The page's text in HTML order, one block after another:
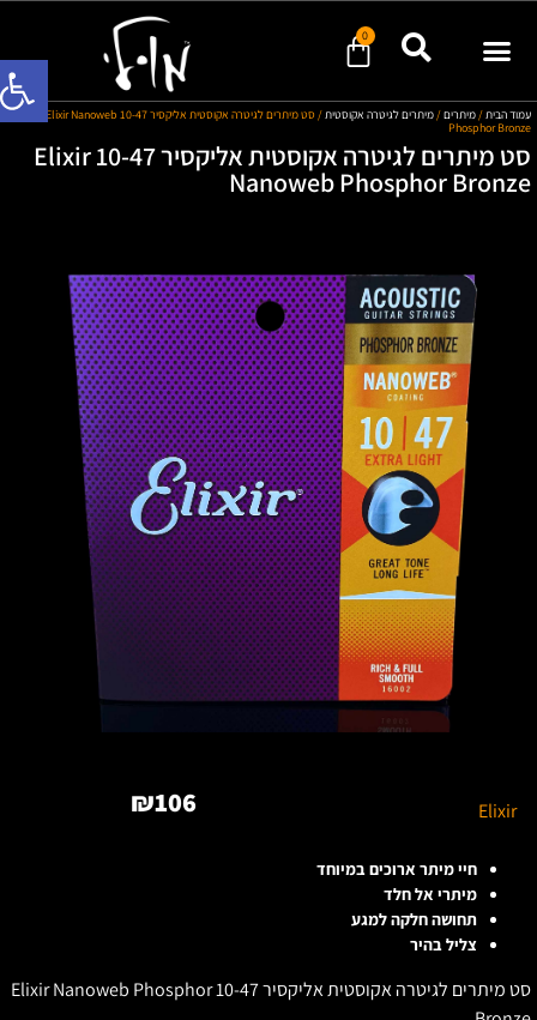
פתח
0
עמוד הבית/מיתרים/מיתרים לגיטרה אקוסטית
/ סט מיתרים לגיטרה אקוסטית אליקסיר 10-47 Elixir Nanoweb
Phosphor Bronze
סט מיתרים לגיטרה אקוסטית אליקסיר 10-47 Elixir
Nanoweb Phosphor Bronze
סט מיתרים לגיטרה אקוסטית אליקסיר 10-47 Elixir Nanoweb Phosphor
Elixir
₪106
חיי מיתר ארוכים במיוחד
מיתרי אל חלד
תחושה חלקה למגע
צליל בהיר